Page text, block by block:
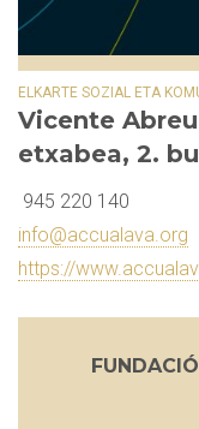
ELKARTE SOZIAL ETA
Vicente
etxabea, 2.
945 220 140
info@accualava.org
https://